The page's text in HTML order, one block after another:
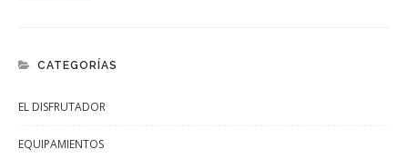
CATEGORÍAS
EL DISFRUTADOR
EQUIPAMIENTOS